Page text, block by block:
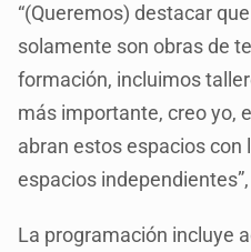
“(Queremos) destacar
solamente son obras de
formación, incluimos
más importante, creo yo,
abran estos espacios con
espacios
La programación incluye